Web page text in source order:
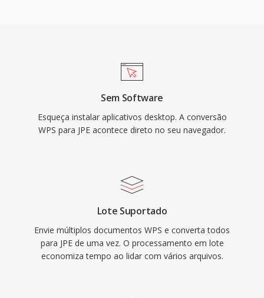
Sem Software
Esqueça instalar aplicativos desktop. A conversão
WPS para JPE acontece direto no seu navegador.
Lote Suportado
Envie múltiplos documentos WPS e converta todos
para JPE de uma vez. O processamento em lote
economiza tempo ao lidar com vários arquivos.